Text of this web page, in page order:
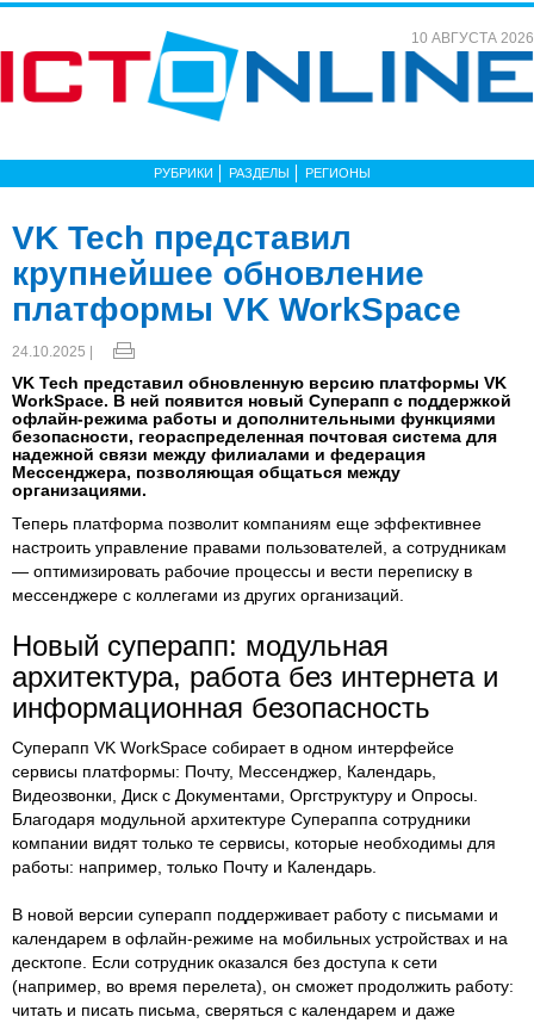
10 АВГУСТА 2026
РУБРИКИ РАЗДЕЛЫ РЕГИОНЫ
VK Tech представил
крупнейшее обновление
платформы VK WorkSpace
24.10.2025 |
VK Tech представил обновленную версию платформы VK
WorkSpace. В ней появится новый Суперапп с поддержкой
офлайн-режима работы и дополнительными функциями
безопасности, геораспределенная почтовая система для
надежной связи между филиалами и федерация
Мессенджера, позволяющая общаться между
организациями.
Теперь платформа позволит компаниям еще эффективнее
настроить управление правами пользователей, а сотрудникам
— оптимизировать рабочие процессы и вести переписку в
мессенджере с коллегами из других организаций.
Новый суперапп: модульная
архитектура, работа без интернета и
информационная безопасность
Суперапп VK WorkSpace собирает в одном интерфейсе
сервисы платформы: Почту, Мессенджер, Календарь,
Видеозвонки, Диск с Документами, Оргструктуру и Опросы.
Благодаря модульной архитектуре Супераппа сотрудники
компании видят только те сервисы, которые необходимы для
работы: например, только Почту и Календарь.
В новой версии суперапп поддерживает работу с письмами и
календарем в офлайн-режиме на мобильных устройствах и на
десктопе. Если сотрудник оказался без доступа к сети
(например, во время перелета), он сможет продолжить работу:
читать и писать письма, сверяться с календарем и даже